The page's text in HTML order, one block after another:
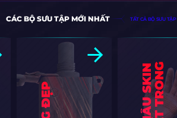
CÁC BỘ SƯU TẬP MỚI NHẤT TẤT CẢ BỘ SƯU TẬP